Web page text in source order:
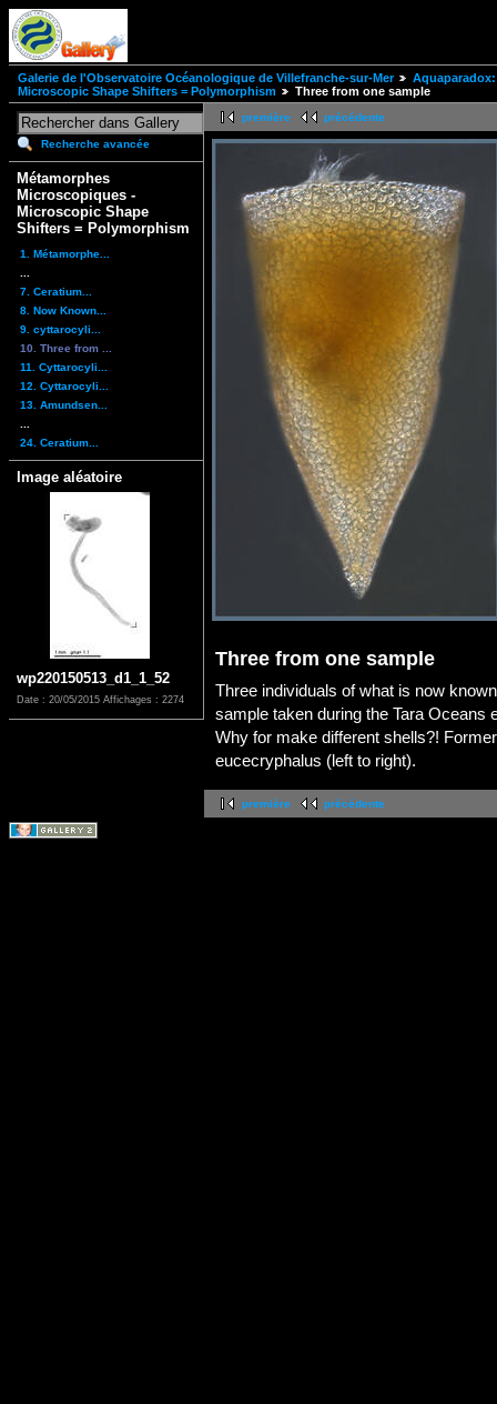
Galerie de l'Observatoire Océanologique de Villefranche-sur-Mer
Microscopic Shape Shifters = Polymorphism
Three from one sample
Recherche avancée
Métamorphes
Microscopiques -
Microscopic Shape
Shifters = Polymorphism
1. Métamorphe...
7. Ceratium...
8. Now Known...
9. cyttarocyli...
10. Three from ...
11. Cyttarocyli...
12. Cyttarocyli...
13. Amundsen...
24. Ceratium...
Image aléatoire
wp220150513_d1_1_52
Date : 20/05/2015 Affichages : 2274
première précédente
Three from one sample
Three individuals of what is now
sample taken during the Tara Oceans
Why for make different shells?!
eucecryphalus (left to right).
première précédente